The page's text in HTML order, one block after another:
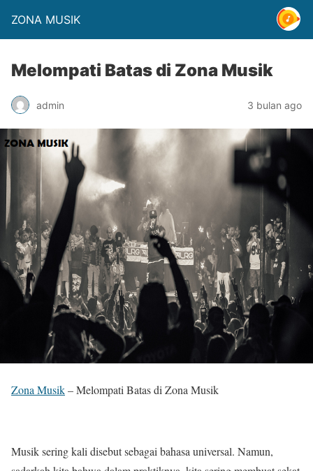
ZONA MUSIK
Melompati Batas di Zona Musik
admin 3 bulan ago
Zona Musik– Melompati Batas di Zona Musik
Musik sering kali disebut sebagai bahasa universal. Namun,